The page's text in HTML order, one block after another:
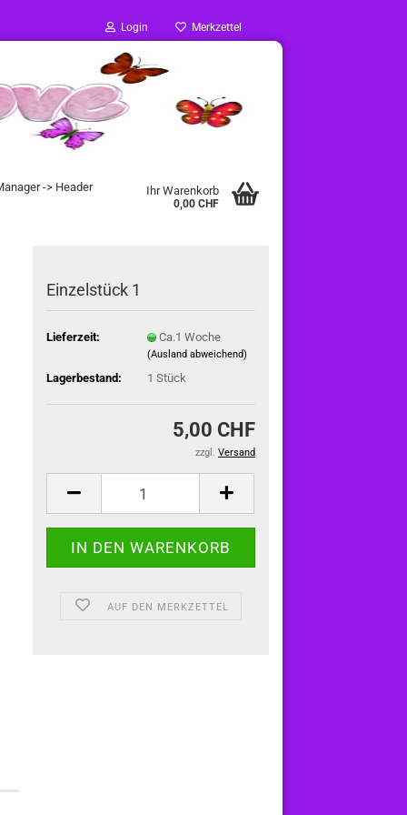
Login Merkzettel
-> Header Ihr Warenkorb
0,00 CHF
Einzelstück 1
Lieferzeit: Ca.1 Woche
(Ausland abweichend)
Lagerbestand: 1 Stück
5,00 CHF
zzgl. Versand
AUF DEN MERKZETTEL